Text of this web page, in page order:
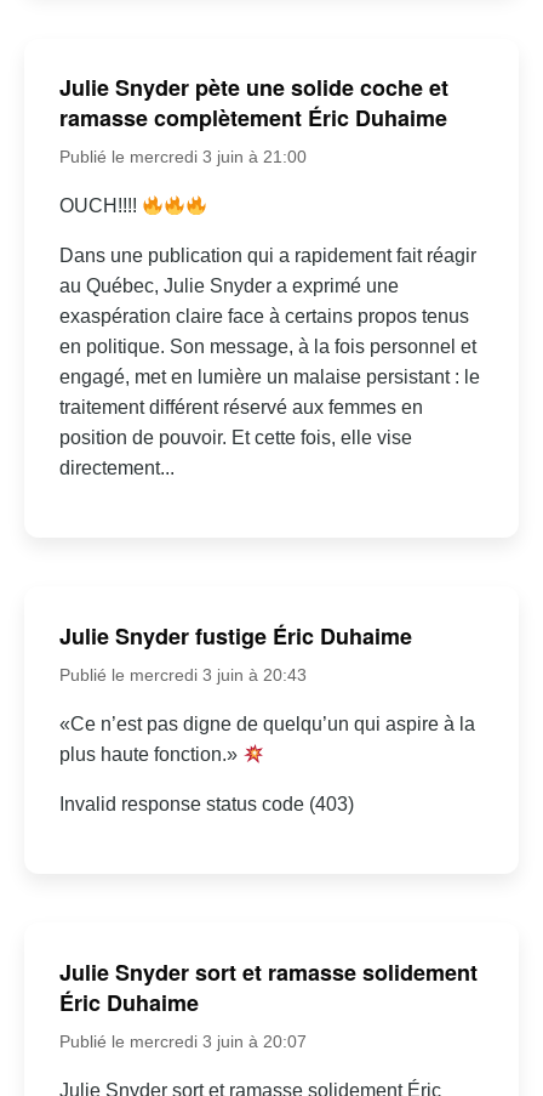
Julie Snyder pète une solide coche et
ramasse complètement Éric Duhaime
Publié le mercredi 3 juin à 21:00
OUCH!!!!
Dans une publication qui a rapidement fait réagir
au Québec, Julie Snyder a exprimé une
exaspération claire face à certains propos tenus
en politique. Son message, à la fois personnel et
engagé, met en lumière un malaise persistant : le
traitement différent réservé aux femmes en
position de pouvoir. Et cette fois, elle vise
directement...
Julie Snyder fustige Éric Duhaime
Publié le mercredi 3 juin à 20:43
«Ce n’est pas digne de quelqu’un qui aspire à la
plus haute fonction.»
Invalid response status code (403)
Julie Snyder sort et ramasse solidement
Éric Duhaime
Publié le mercredi 3 juin à 20:07
Julie Snyder sort et ramasse solidement Éric